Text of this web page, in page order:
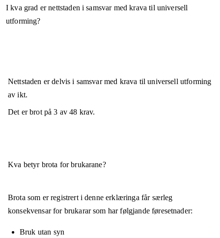
I kva grad er nettstaden i samsvar med krava til universell
utforming?
Nettstaden erdelvis i samsvarmed krava til universell utforming
av ikt.
Det er brot på3 av48 krav.
Kva betyr brota for brukarane?
Brota som er registrert i denne erklæringa får særleg
konsekvensar for brukarar som har følgjande føresetnader:
Bruk utan syn